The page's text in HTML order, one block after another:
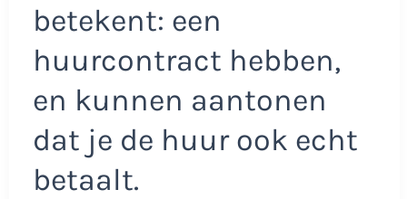
betekent: een
huurcontract hebben,
en kunnen aantonen
dat je de huur ook echt
betaalt.